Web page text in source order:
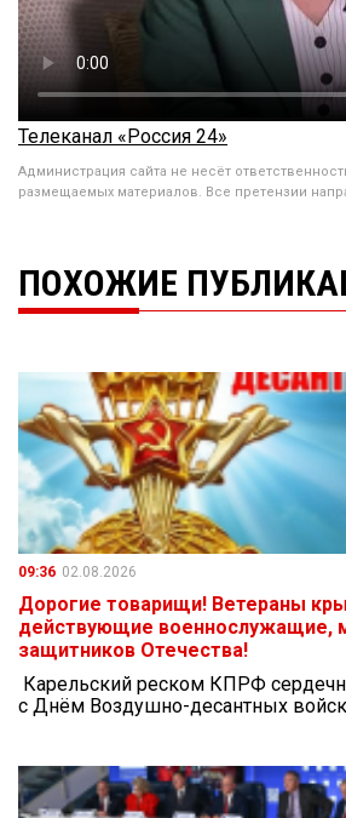
Телеканал «Россия 24»
Администрация сайта не несёт
размещаемых материалов. Все претензии
ПОХОЖИЕ
09:36 02.08.2026
Дорогие товарищи! Ветераны
действующие военнослужащие,
защитников Отечества!
Карельский реском КПРФ
с Днём Воздушно-десантных